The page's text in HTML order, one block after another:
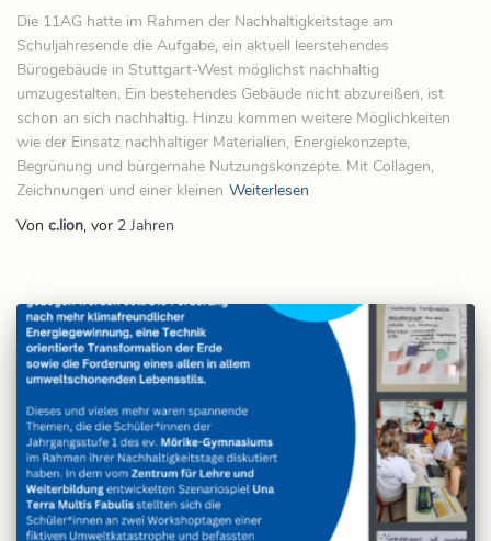
Die 11AG hatte im Rahmen der Nachhaltigkeitstage am
Schuljahresende die Aufgabe, ein aktuell leerstehendes
Bürogebäude in Stuttgart-West möglichst nachhaltig
umzugestalten. Ein bestehendes Gebäude nicht abzureißen, ist
schon an sich nachhaltig. Hinzu kommen weitere Möglichkeiten
wie der Einsatz nachhaltiger Materialien, Energiekonzepte,
Begrünung und bürgernahe Nutzungskonzepte. Mit Collagen,
Zeichnungen und einer kleinen Weiterlesen
Von c.lion, vor 2 Jahren